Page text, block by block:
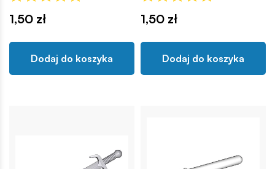
1,50 zł
Dodaj do koszyka
1,50 zł
Dodaj do koszyka